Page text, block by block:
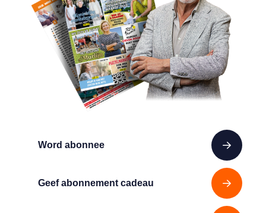
Word abonnee
Geef abonnement cadeau